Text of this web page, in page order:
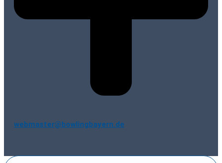
webmaster@bowlingbayern.de